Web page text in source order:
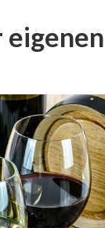
eigenen